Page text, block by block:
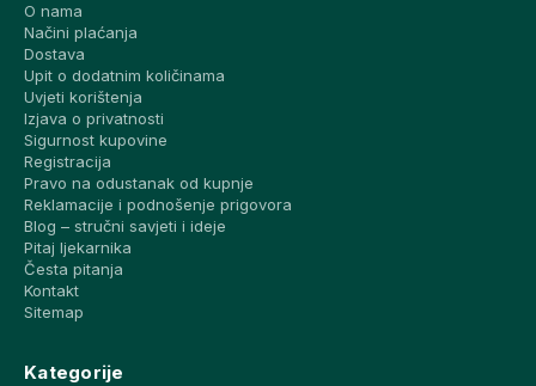
O nama
Načini plaćanja
Dostava
Upit o dodatnim količinama
Uvjeti korištenja
Izjava o privatnosti
Sigurnost kupovine
Registracija
Pravo na odustanak od kupnje
Reklamacije i podnošenje prigovora
Blog – stručni savjeti i ideje
Pitaj ljekarnika
Česta pitanja
Kontakt
Sitemap
Kategorije